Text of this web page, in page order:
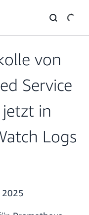
von
Service
in
Logs
2025